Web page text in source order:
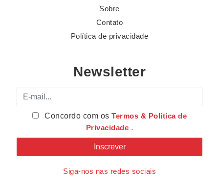
Sobre
Contato
Política de privacidade
Newsletter
E-mail
Concordo com osTermos & Política de
Privacidade .
Siga-nos nas redes sociais